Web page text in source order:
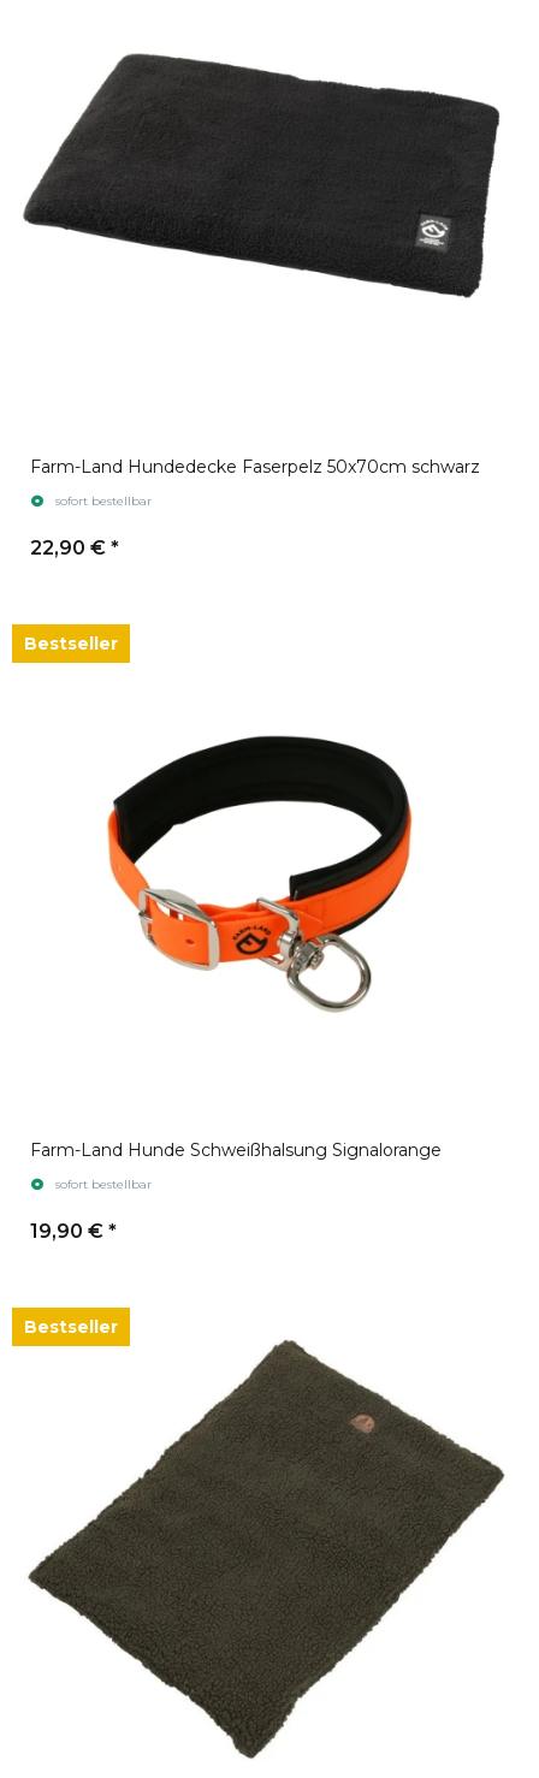
Farm-Land Hundedecke Faserpelz 50x70cm schwarz
sofort bestellbar
22,90 € *
Bestseller
Farm-Land Hunde Schweißhalsung Signalorange
sofort bestellbar
19,90 € *
Bestseller